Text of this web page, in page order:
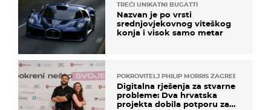
TREĆI UNIKATNI BUGATTI
Nazvan je po vrsti
srednjovjekovnog viteškog
konja i visok samo metar
POKROVITELJ PHILIP MORRIS ZAGREB
Digitalna rješenja za stvarne
probleme: Dva hrvatska
projekta dobila potporu za